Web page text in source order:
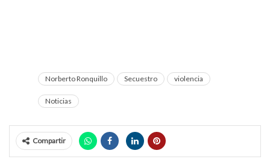
Norberto Ronquillo Secuestro violencia
Noticias
Compartir